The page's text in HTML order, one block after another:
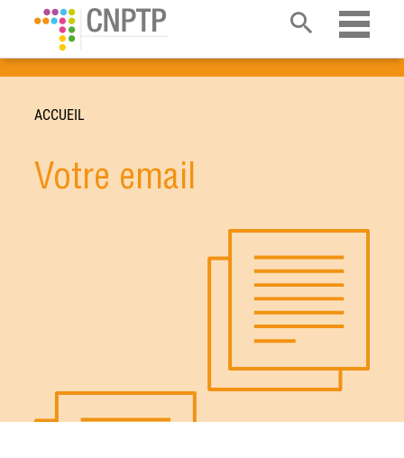
Ouvrir
ACCUEIL
Votre email